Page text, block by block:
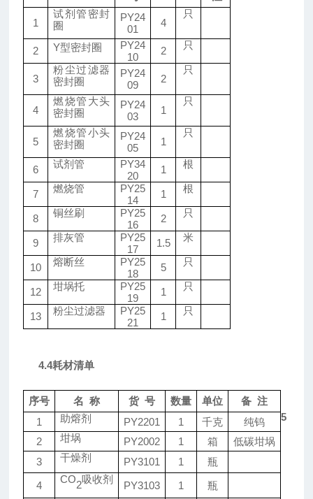
1
试剂管密封
圈
PY24
01
4
只
2 Y型密封圈 PY24
10
2 只
3
粉尘过滤器
密封圈
PY24
09
2
只
4
燃烧管大头
密封圈
PY24
03
1
只
5
燃烧管小头
密封圈
PY24
05
1
只
6 试剂管 PY34
20
1 根
7 燃烧管 PY25
14
1 根
8 铜丝刷 PY25
16
2 只
9 排灰管 PY25
17
1.5 米
10 熔断丝 PY25
18
5 只
12 坩埚托 PY25
19
1 只
13 粉尘过滤器 PY25
21
1 只
4.4耗材清单
序号 名 称 货 号 数量 单位 备 注
1
助熔剂 PY2201 1 千克
纯钨
2
坩埚 PY2002 1 箱
低碳坩埚
3
干燥剂 PY3101 1
瓶
4
CO2吸收剂
PY3103 1
瓶
5